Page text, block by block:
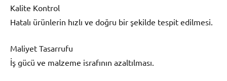
Kalite Kontrol
Hatalı ürünlerin hızlı ve doğru bir şekilde tespit edilmesi.
Maliyet Tasarrufu
İş gücü ve malzeme israfının azaltılması.